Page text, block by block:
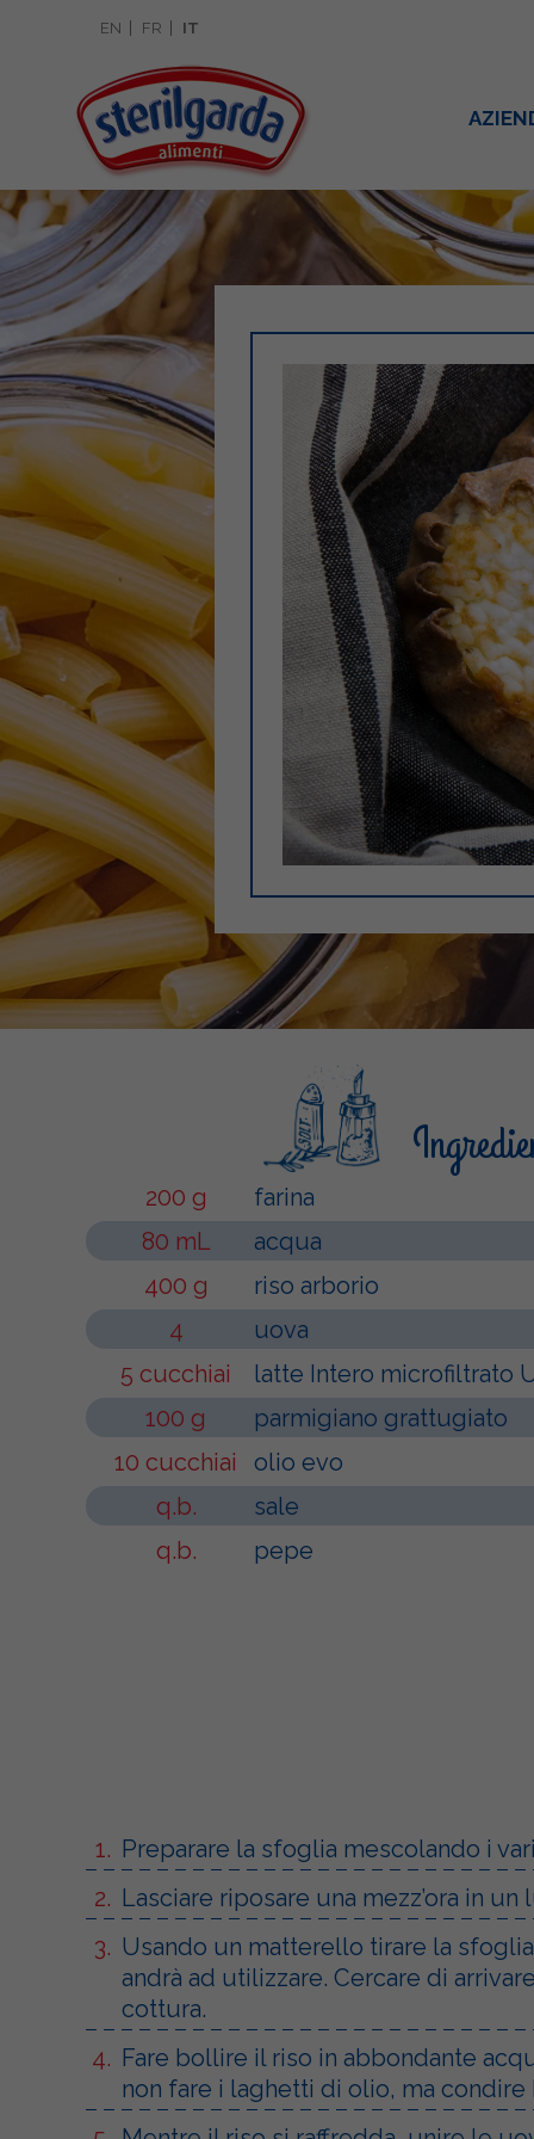
EN FR IT
200 g
farina
80 mL
acqua
400 g
riso arborio
4
uova
5 cucchiai
latte Intero microfiltrato
100 g
parmigiano grattugiato
10 cucchiai
olio evo
q.b.
sale
q.b.
pepe
Preparare la sfoglia mescolando i
Lasciare riposare una mezz’ora in
Usando un matterello tirare la
andrà ad utilizzare. Cercare di
cottura.
Fare bollire il riso in abbondante
non fare i laghetti di olio, ma condire